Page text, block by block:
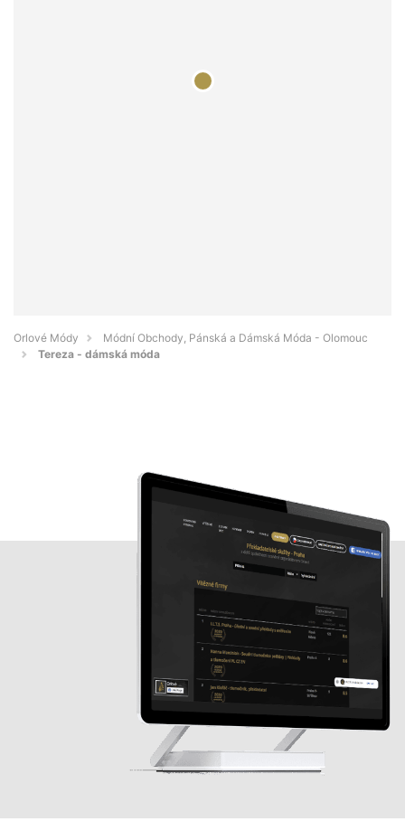
Orlové Módy
Módní Obchody, Pánská a Dámská Móda - Olomouc
Tereza - dámská móda